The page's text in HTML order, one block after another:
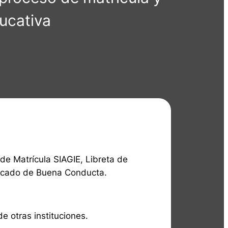
Matrícula SIAGIE, Libreta de
de Buena Conducta.
otras instituciones.